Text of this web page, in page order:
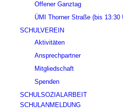
Offener Ganztag
ÜMI Thorner Straße (bis 13:30
SCHULVEREIN
Aktivitäten
Ansprechpartner
Mitgliedschaft
Spenden
SCHULSOZIALARBEIT
SCHULANMELDUNG